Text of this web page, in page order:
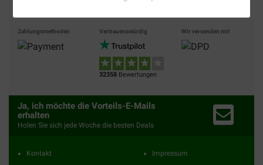
Zahlungsmethoden Vertrauenswürdig
32358 Bewertungen
Wir versenden mit
Ja, ich möchte die Vorteils-E-Mails
erhalten
Holen Sie sich jede Woche die besten Deals
Kontakt
Impressum